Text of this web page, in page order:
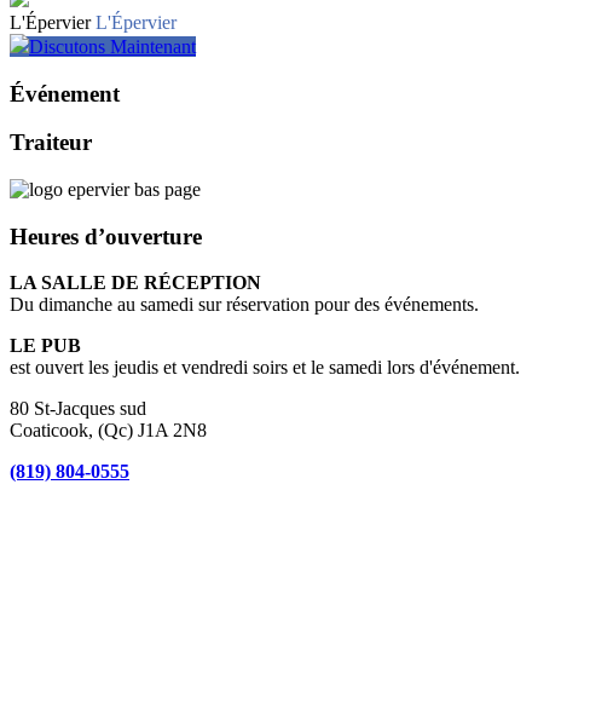
L'Épervier L'Épervier
Discutons Maintenant
Événement
Traiteur
Heures d’ouverture
LA SALLE DE RÉCEPTION
Du dimanche au samedi sur réservation pour des événements.
LE PUB
est ouvert les jeudis et vendredi soirs et le samedi lors d'événement.
80 St-Jacques sud
Coaticook, (Qc) J1A 2N8
(819) 804-0555